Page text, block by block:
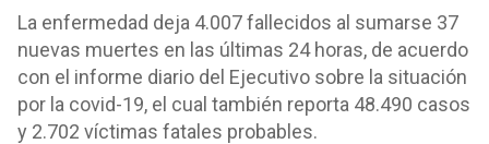
La enfermedad deja 4.007 fallecidos al sumarse 37
nuevas muertes en las últimas 24 horas, de acuerdo
con el informe diario del Ejecutivo sobre la situación
por la covid-19, el cual también reporta 48.490 casos
y 2.702 víctimas fatales probables.